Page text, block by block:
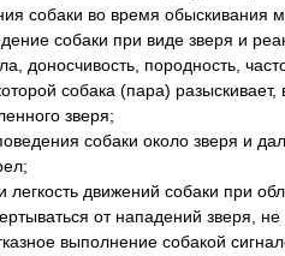
собаки во время обыскивания
собаки при виде зверя и
доносчивость, породность,
собака (пара)
зверя;
собаки около зверя и
легкость движений собаки при
от нападений зверя,
выполнение собакой